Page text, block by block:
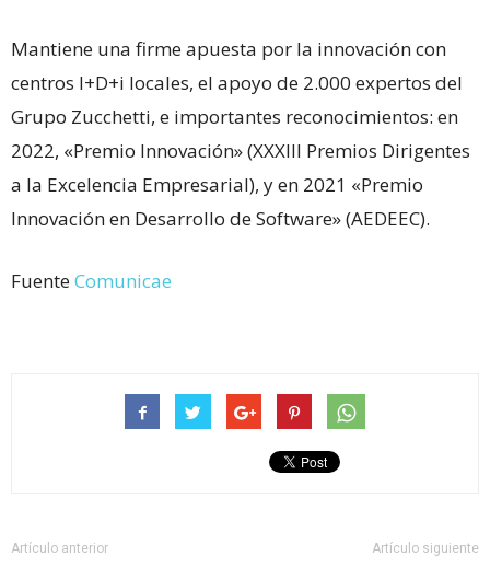
Mantiene una firme apuesta por la innovación con
centros I+D+i locales, el apoyo de 2.000 expertos del
Grupo Zucchetti, e importantes reconocimientos: en
2022, «Premio Innovación» (XXXIII Premios Dirigentes
a la Excelencia Empresarial), y en 2021 «Premio
Innovación en Desarrollo de Software» (AEDEEC).
FuenteComunicae
Artículo anterior Artículo siguiente